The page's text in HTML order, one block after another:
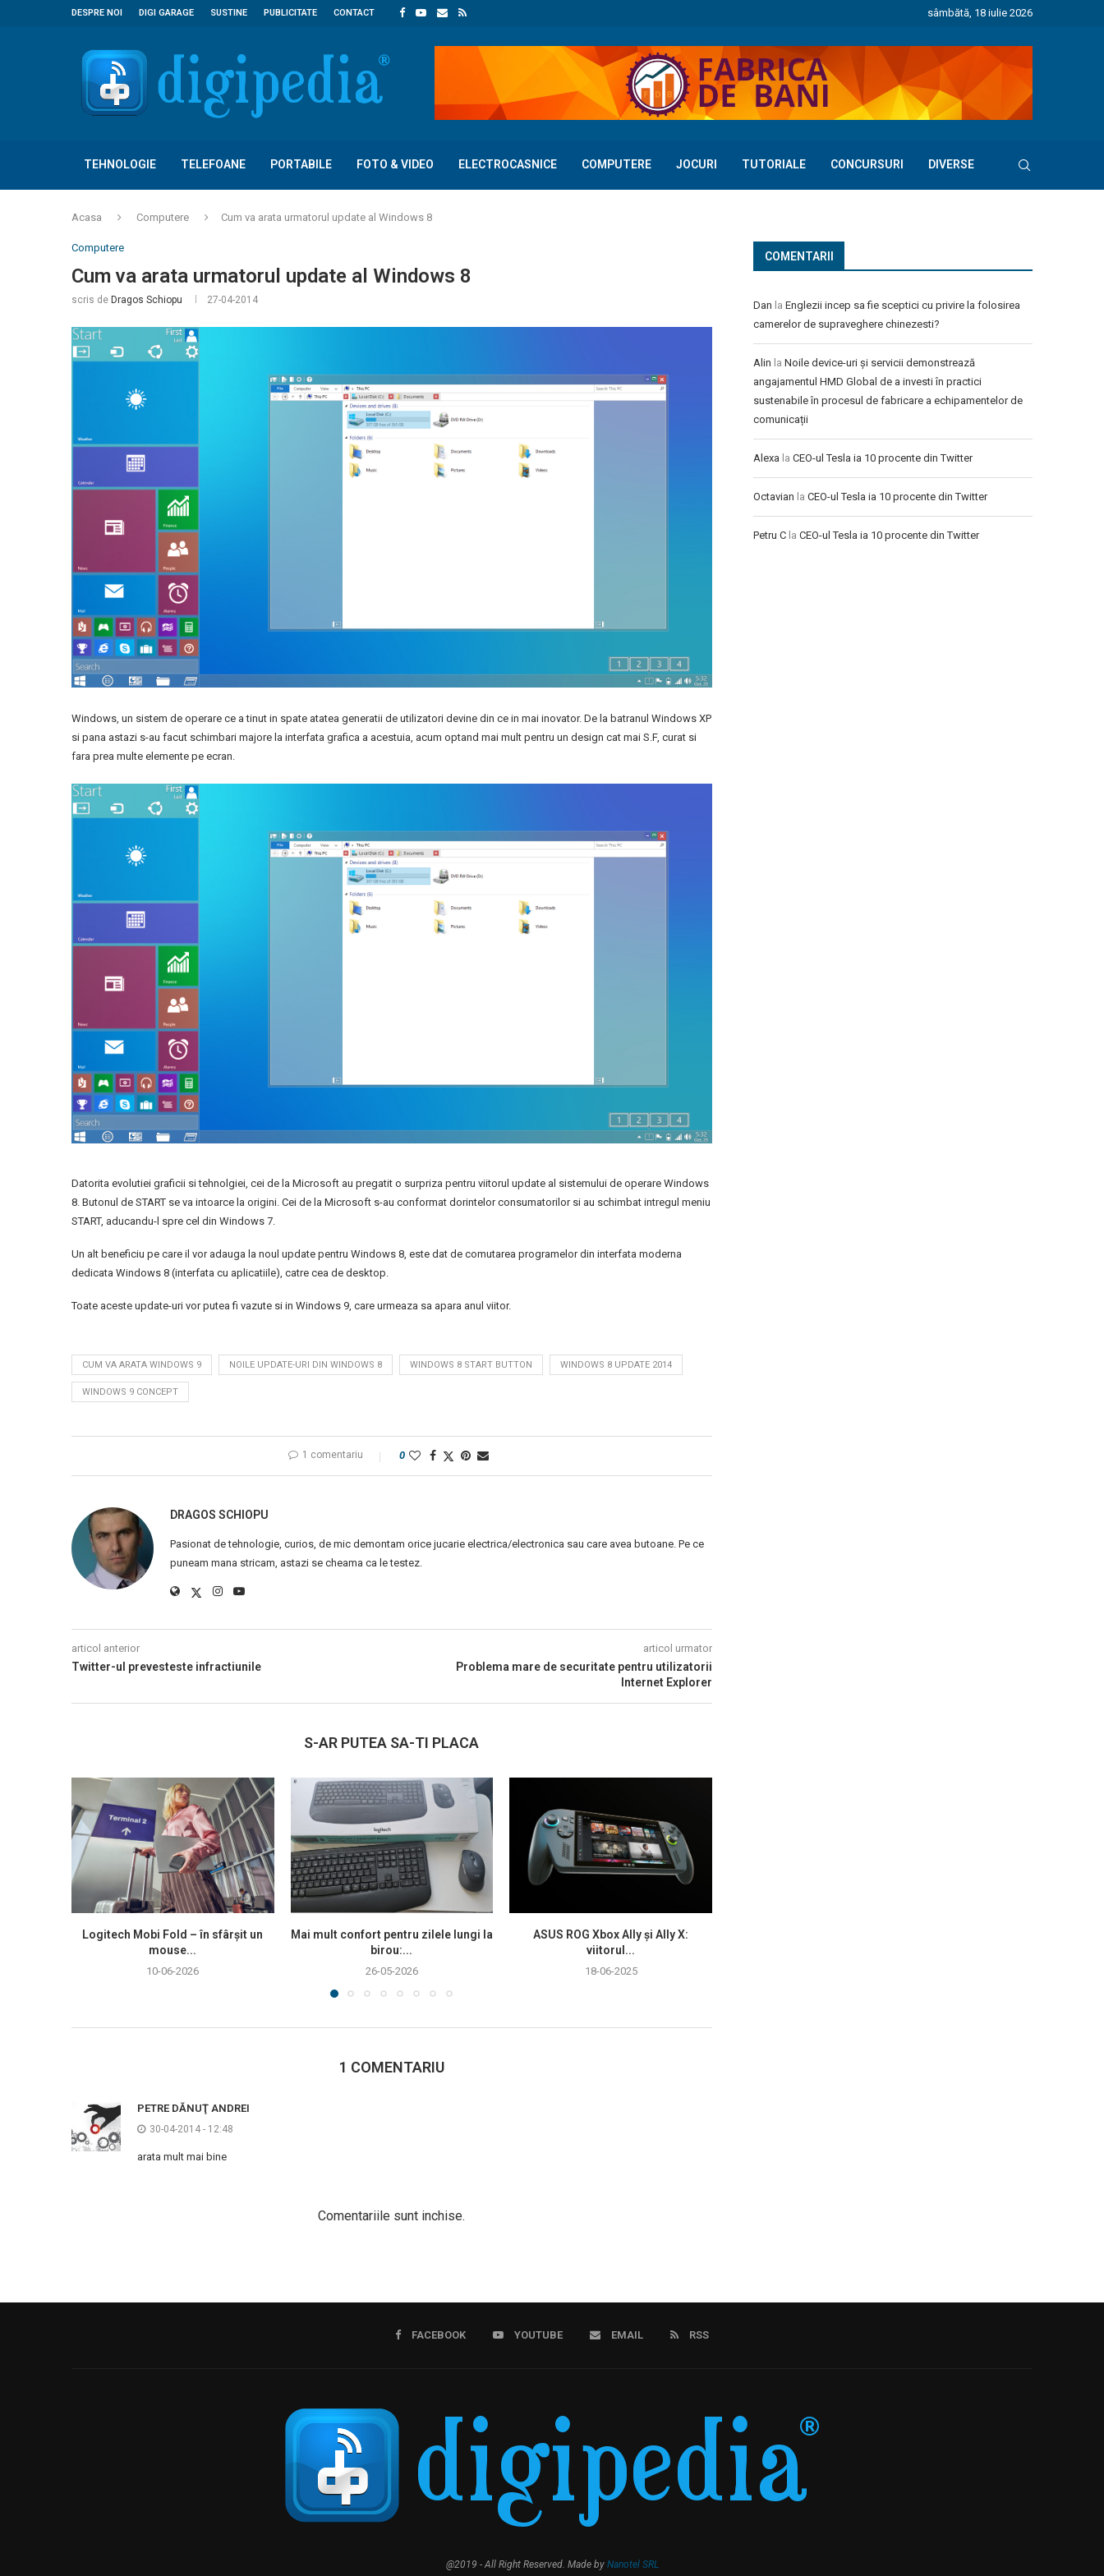
DESPRE NOI DIGI GARAGE SUSTINE PUBLICITATE CONTACT sâmbătă, 18 iulie 2026
TEHNOLOGIE TELEFOANE PORTABILE FOTO & VIDEO ELECTROCASNICE COMPUTERE JOCURI TUTORIALE CONCURSURI DIVERSE
Acasa Computere Cum va arata urmatorul update al Windows 8
Computere
Cum va arata urmatorul update al Windows 8
scris de Dragos Schiopu 27-04-2014
Windows, un sistem de operare ce a tinut in spate atatea generatii de utilizatori devine din ce in mai inovator. De la batranul Windows XP
si pana astazi s-au facut schimbari majore la interfata grafica a acestuia, acum optand mai mult pentru un design cat mai S.F, curat si
fara prea multe elemente pe ecran.
Datorita evolutiei graficii si tehnolgiei, cei de la Microsoft au pregatit o surpriza pentru viitorul update al sistemului de operare Windows
8. Butonul de START se va intoarce la origini. Cei de la Microsoft s-au conformat dorintelor consumatorilor si au schimbat intregul meniu
START, aducandu-l spre cel din Windows 7.
Un alt beneficiu pe care il vor adauga la noul update pentru Windows 8, este dat de comutarea programelor din interfata moderna
dedicata Windows 8 (interfata cu aplicatiile), catre cea de desktop.
Toate aceste update-uri vor putea fi vazute si in Windows 9, care urmeaza sa apara anul viitor.
CUM VA ARATA WINDOWS 9 NOILE UPDATE-URI DIN WINDOWS 8 WINDOWS 8 START BUTTON WINDOWS 8 UPDATE 2014
WINDOWS 9 CONCEPT
1 comentariu 0
DRAGOS SCHIOPU
Pasionat de tehnologie, curios, de mic demontam orice jucarie electrica/electronica sau care avea butoane. Pe ce
puneam mana stricam, astazi se cheama ca le testez.
articol anterior
Twitter-ul prevesteste infractiunile
articol urmator
Problema mare de securitate pentru utilizatorii
Internet Explorer
S-AR PUTEA SA-TI PLACA
Logitech Mobi Fold – în sfârșit un
mouse...
10-06-2026
Mai mult confort pentru zilele lungi la
birou:...
26-05-2026
ASUS ROG Xbox Ally și Ally X:
viitorul...
18-06-2025
1 COMENTARIU
PETRE DĂNUŢ ANDREI
30-04-2014 - 12:48
arata mult mai bine
Comentariile sunt inchise.
COMENTARII
Dan la Englezii incep sa fie sceptici cu privire la folosirea
camerelor de supraveghere chinezesti?
Alin la Noile device-uri și servicii demonstrează
angajamentul HMD Global de a investi în practici
sustenabile în procesul de fabricare a echipamentelor de
comunicații
Alexa la CEO-ul Tesla ia 10 procente din Twitter
Octavian la CEO-ul Tesla ia 10 procente din Twitter
Petru C la CEO-ul Tesla ia 10 procente din Twitter
FACEBOOK YOUTUBE EMAIL RSS
@2019 - All Right Reserved. Made by Nanotel SRL